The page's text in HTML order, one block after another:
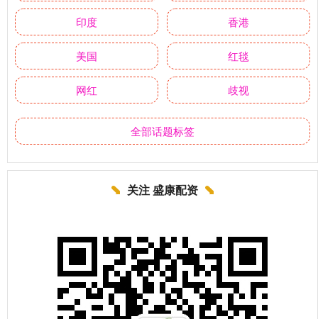
印度 香港
美国 红毯
网红 歧视
全部话题标签
关注 盛康配资